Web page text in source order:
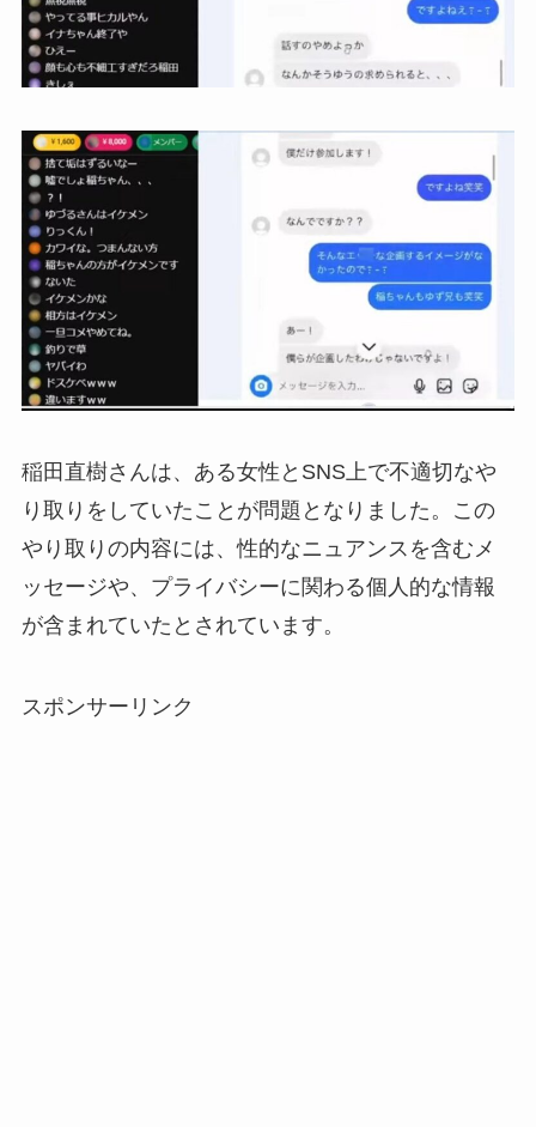
稲田直樹さんは、ある女性とSNS上で不適切なや
り取りをしていたことが問題となりました。この
やり取りの内容には、性的なニュアンスを含むメ
ッセージや、プライバシーに関わる個人的な情報
が含まれていたとされています。
スポンサーリンク